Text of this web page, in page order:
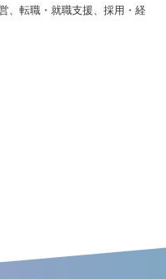
、転職・就職支援、採用・経